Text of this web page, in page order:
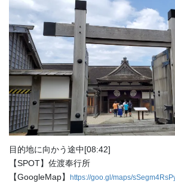
目的地に向かう途中[08:42]
【SPOT】佐渡奉行所
【GoogleMap】
https://goo.gl/maps/